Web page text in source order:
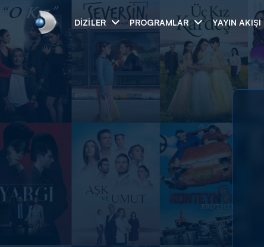
DIZILER PROGRAMLAR YAYIN AKIŞI
Arama
ARAMA SONUÇLARI